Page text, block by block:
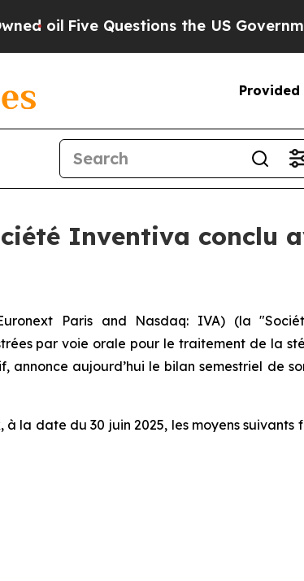
Questions the US Government
Provided
Inventiva conclu
Paris and Nasdaq: IVA) (la
par voie orale pour le traitement de la
aujourd’hui le bilan semestriel de
la date du 30 juin 2025, les moyens suivants